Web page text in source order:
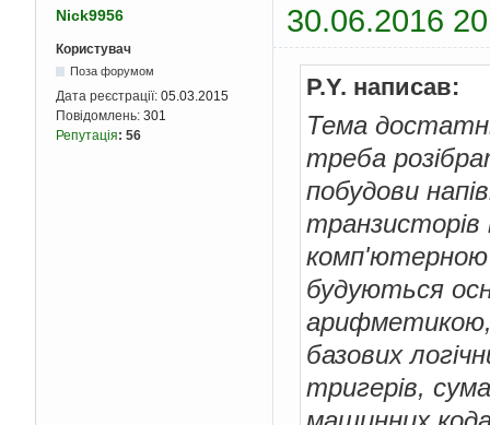
Nick9956 30.06.2016
Користувач
Поза форумом
Дата реєстрації: 05.03.2015
Повідомлень: 301
Репутація: 56
P.Y. написав:
Тема
треба
побудови
комп'ютерною
будуються
арифметикою,
базових
тригерів,